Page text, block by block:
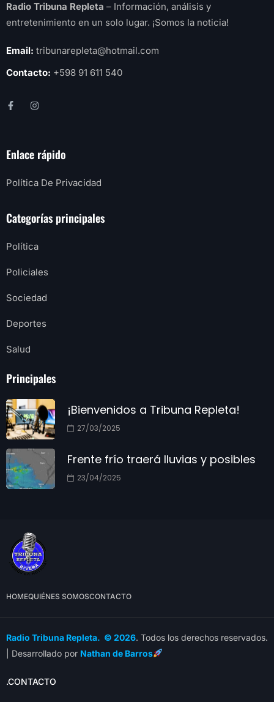
Radio Tribuna Repleta – Información, análisis y
entretenimiento en un solo lugar. ¡Somos la noticia!
Email: tribunarepleta@hotmail.com
Contacto: +598 91 611 540
Enlace rápido
Política De Privacidad
Categorías principales
Política
Policiales
Sociedad
Deportes
Salud
Principales
¡Bienvenidos a Tribuna Repleta!
27/03/2025
Frente frío traerá lluvias y posibles
23/04/2025
HOMEQUIÉNES SOMOSCONTACTO
Radio Tribuna Repleta. © 2026. Todos los derechos reservados.
| Desarrollado por Nathan de Barros
.CONTACTO